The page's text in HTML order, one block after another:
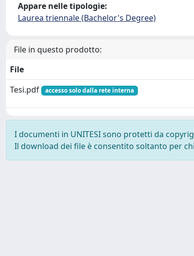
Appare nelle tipologie:
Laurea triennale (Bachelor's Degree)
File in questo prodotto:
File
Tesi.pdf
accesso solo dalla rete interna
I documenti in UNITESI sono protetti da
Il download dei file è consentito soltanto per